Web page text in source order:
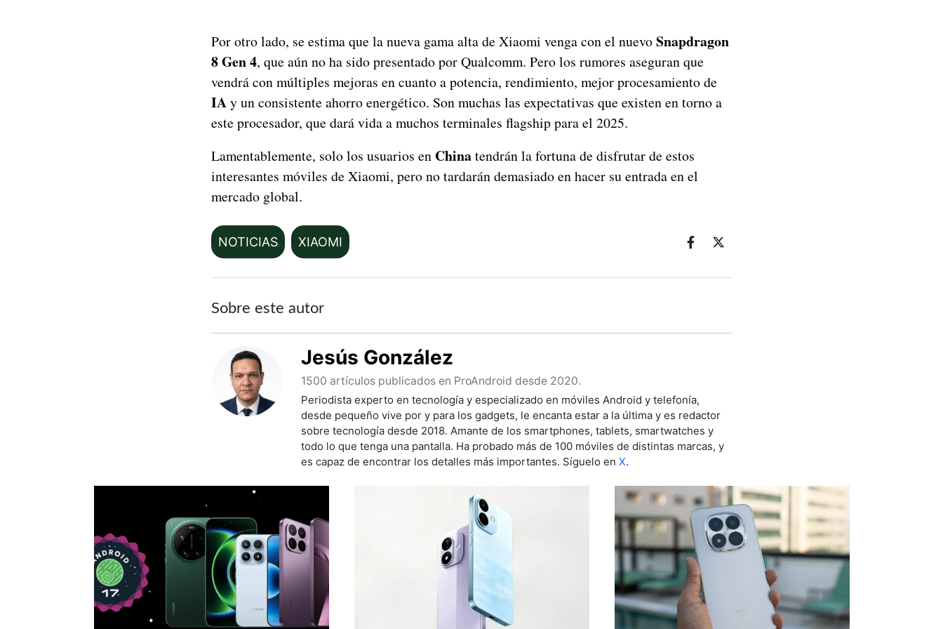
Por otro lado, se estima que la nueva gama alta de Xiaomi venga con el nuevoSnapdragon
8 Gen 4, que aún no ha sido presentado por Qualcomm. Pero los rumores aseguran que
vendrá con múltiples mejoras en cuanto a potencia, rendimiento, mejor procesamiento de
IAy un consistente ahorro energético. Son muchas las expectativas que existen en torno a
este procesador, que dará vida a muchos terminales flagship para el 2025.
Lamentablemente, solo los usuarios en Chinatendrán la fortuna de disfrutar de estos
interesantes móviles de Xiaomi, pero no tardarán demasiado en hacer su entrada en el
mercado global.
NOTICIAS XIAOMI
Sobre este autor
Jesús González
1500 artículos publicados en ProAndroid desde 2020.
Periodista experto en tecnología y especializado en móviles Android y telefonía,
desde pequeño vive por y para los gadgets, le encanta estar a la última y es redactor
sobre tecnología desde 2018. Amante de los smartphones, tablets, smartwatches y
todo lo que tenga una pantalla. Ha probado más de 100 móviles de distintas marcas, y
es capaz de encontrar los detalles más importantes. Síguelo enX.